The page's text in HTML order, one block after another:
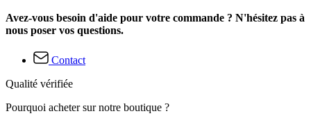
Avez-vous besoin d'aide pour votre commande ? N'hésitez pas à
nous poser vos questions.
Contact
Qualité vérifiée
Pourquoi acheter sur notre boutique ?